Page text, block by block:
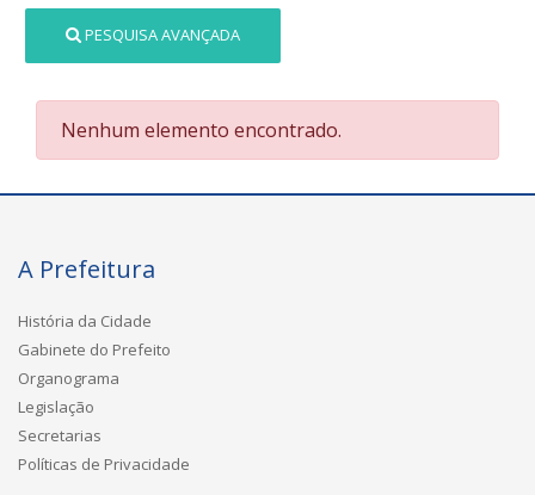
PESQUISA AVANÇADA
Nenhum elemento encontrado.
A Prefeitura
História da Cidade
Gabinete do Prefeito
Organograma
Legislação
Secretarias
Políticas de Privacidade